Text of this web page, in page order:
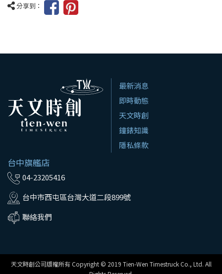
分享到：
台中旗艦店
04-23205416
台中市西屯區台灣大道二段899號
聯絡我們
最新消息
即時動態
天文時創
鐘錶知識
隱私條款
天文時創公司版權所有 Copyright © 2019 Tien-Wen Timestruck Co., Ltd. All